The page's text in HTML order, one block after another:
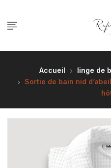
Accueil linge de
Sortie de bain nid